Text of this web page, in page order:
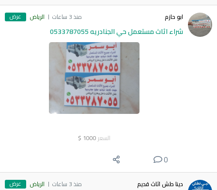
ابو حازم منذ 3 ساعات الرياض عرض
شراء اثاث مستعمل حي الجنادريه 0533787055
السعر 1000
$
0
دينا طش اثاث قديم منذ 3 ساعات الرياض عرض